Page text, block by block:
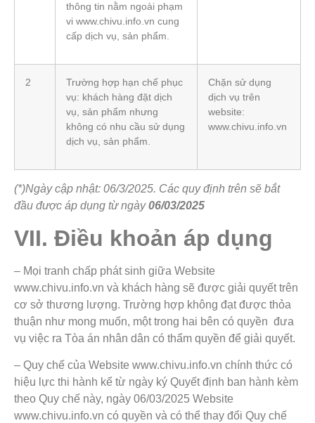
thông tin nằm ngoài phạm
vi www.chivu.info.vn cung
cấp dịch vụ, sản phẩm.
2
Trường hợp hạn chế phục
vụ: khách hàng đặt dịch
vụ, sản phẩm nhưng
không có nhu cầu sử dụng
dịch vụ, sản phẩm.
Chặn sử dụng
dịch vụ trên
website:
www.chivu.info.vn
(*)Ngày cập nhật: 06/3/2025. Các quy định trên sẽ bắt
đầu được áp dụng từ ngày06/03/2025
VII. Điều khoản áp dụng
– Mọi tranh chấp phát sinh giữa Website
www.chivu.info.vn và khách hàng sẽ được giải quyết trên
cơ sở thương lượng. Trường hợp không đạt được thỏa
thuận như mong muốn, một trong hai bên có quyền đưa
vụ việc ra Tòa án nhân dân có thẩm quyền để giải quyết.
– Quy chế của Website www.chivu.info.vn chính thức có
hiệu lực thi hành kể từ ngày ký Quyết định ban hành kèm
theo Quy chế này, ngày 06/03/2025 Website
www.chivu.info.vn có quyền và có thể thay đổi Quy chế